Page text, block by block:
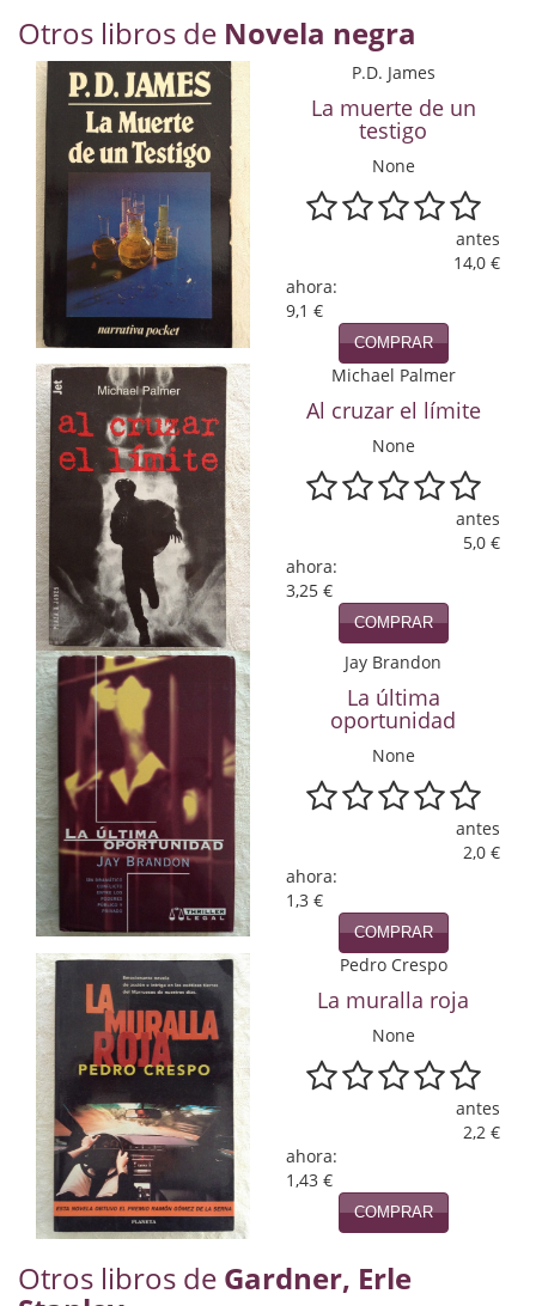
Enciclopedias
Ensayo
Ensayo literario
Filosofía
Física y Química
Física y química
Guerra Civil Española
Historia
historia
Infantil y juvenil
Infantil y juvenil. Nuevo!!
Infantil y juvenil. Nuevo!!!
Informática
Literatura fantástica
Literatura hispanoamericana
Local
Mafia y espionaje
Matemáticas
Medicina
Música
Naturaleza
Novela Extranjera
Novela fantástica
Novela histórica
Novela negra
Otros libros de Novela negra
P.D. James
La muerte de un
testigo
None
antes
14,0 €
ahora:
9,1 €
COMPRAR
Michael Palmer
Al cruzar el límite
None
antes
5,0 €
ahora:
3,25 €
COMPRAR
Jay Brandon
La última
oportunidad
None
antes
2,0 €
ahora:
1,3 €
COMPRAR
Pedro Crespo
La muralla roja
None
antes
2,2 €
ahora:
1,43 €
COMPRAR
Otros libros de Gardner, Erle